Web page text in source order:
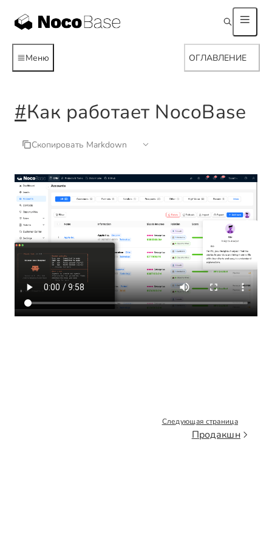
Меню ОГЛАВЛЕНИЕ
#Как работает NocoBase
Скопировать Markdown
Следующая страница
Продакшн